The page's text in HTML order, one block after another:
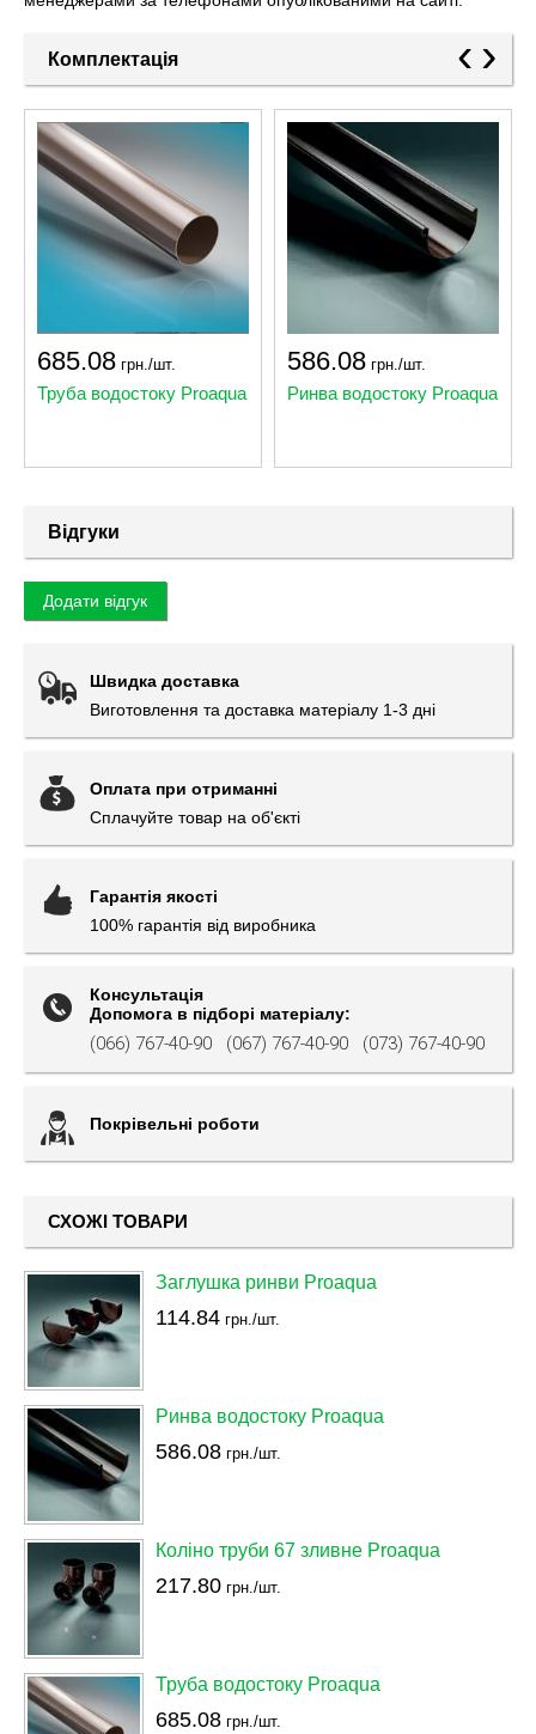
Комплектація ‹ ›
685.08 грн./шт.
Труба водостоку Proaqua
586.08 грн./шт.
Ринва водостоку Proaqua
Відгуки
Додати відгук
Швидка доставка
Виготовлення та доставка матеріалу 1-3 дні
Оплата при отриманні
Сплачуйте товар на об'єкті
Гарантія якості
100% гарантія від виробника
Консультація
Допомога в підборі матеріалу:
(066) 767-40-90 (067) 767-40-90 (073) 767-40-90
Покрівельні роботи
СХОЖІ ТОВАРИ
Заглушка ринви Proaqua
114.84 грн./шт.
Ринва водостоку Proaqua
586.08 грн./шт.
Коліно труби 67 зливне Proaqua
217.80 грн./шт.
Труба водостоку Proaqua
685.08 грн./шт.